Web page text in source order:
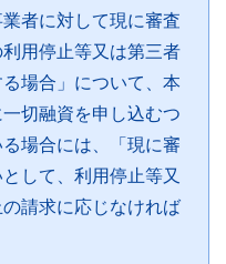
者に対して現に審査
用停止等又は第三者
場合」について、本
切融資を申し込むつ
場合には、「現に審
して、利用停止等又
請求に応じなければ